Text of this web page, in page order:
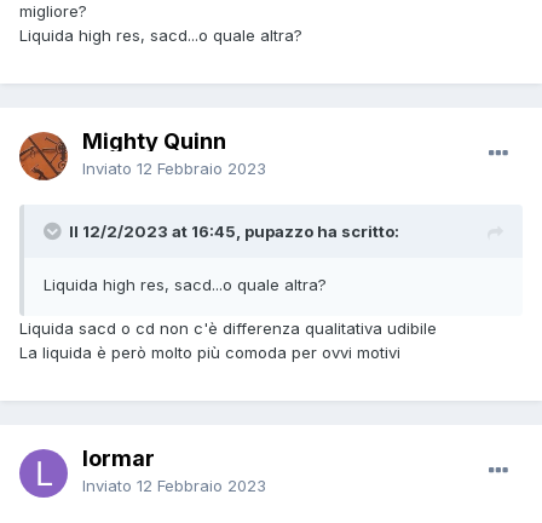
migliore?
Liquida high res, sacd...o quale altra?
Mighty Quinn
Inviato 12 Febbraio 2023
Il 12/2/2023 at 16:45, pupazzo ha scritto:
Liquida high res, sacd...o quale altra?
Liquida sacd o cd non c'è differenza qualitativa udibile
La liquida è però molto più comoda per ovvi motivi
lormar
Inviato 12 Febbraio 2023